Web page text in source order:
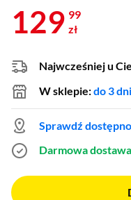
129 99
zł
Najwcześniej u
W sklepie:do 3
Sprawdź
Darmowa dostawa